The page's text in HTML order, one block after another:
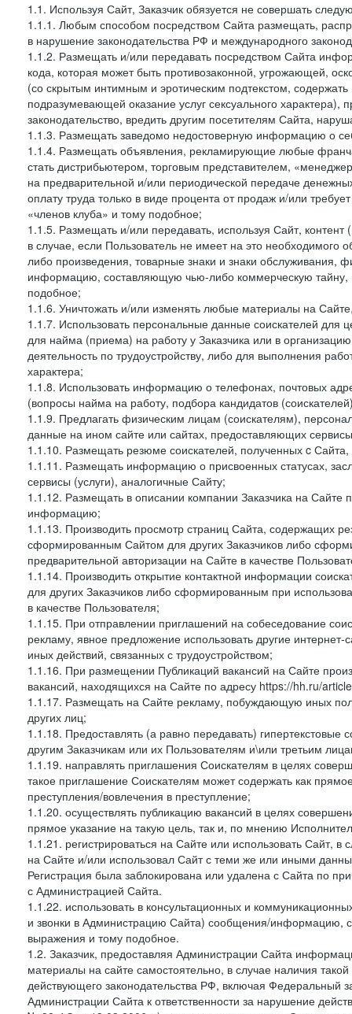
1.1. Используя Сайт, Заказчик обязуется не совершать
1.1.1. Любым способом посредством Сайта размещать,
в нарушение законодательства РФ и международного
1.1.2. Размещать и/или передавать посредством Сайта
кода, которая может быть противозаконной, угрожающей,
(со скрытым интимным и эротическим подтекстом,
подразумевающей оказание услуг сексуального
законодательство, вредить другим посетителям Сайта,
1.1.3. Размещать заведомо недостоверную информацию о
1.1.4. Размещать объявления, рекламирующие любые
стать дистрибьютером, торговым представителем,
на предварительной и/или периодической передаче
оплату труда только в виде процента от продаж и/или
«членов клуба» и тому подобное;
1.1.5. Размещать и/или передавать, используя Сайт,
в случае, если Пользователь не имеет на это
либо произведения, товарные знаки и знаки
информацию, составляющую чью-либо коммерческую тайну,
подобное;
1.1.6. Уничтожать и/или изменять любые материалы на
1.1.7. Использовать персональные данные соискателей для
для найма (приема) на работу у Заказчика или в
деятельность по трудоустройству, либо для выполнения
характера;
1.1.8. Использовать информацию о телефонах, почтовых
(вопросы найма на работу, подбора кандидатов
1.1.9. Предлагать физическим лицам (соискателям),
данные на ином сайте или сайтах, предоставляющих
1.1.10. Размещать резюме соискателей, полученных c
1.1.11. Размещать информацию о присвоенных статусах,
сервисы (услуги), аналогичные Сайту;
1.1.12. Размещать в описании компании Заказчика на Сайте
информацию;
1.1.13. Производить просмотр страниц Сайта, содержащих
сформированным Сайтом для других Заказчиков либо
предварительной авторизации на Сайте в качестве
1.1.14. Производить открытие контактной информации
для других Заказчиков либо сформированным при
в качестве Пользователя;
1.1.15. При отправлении приглашений на собеседование
рекламу, явное предложение использовать другие
иных действий, связанных с трудоустройством;
1.1.16. При размещении Публикаций вакансий на Сайте
вакансий, находящихся на Сайте по адресу https://hh.ru/
1.1.17. Размещать на Сайте рекламу, побуждающую иных
других лиц;
1.1.18. Предоставлять (а равно передавать)
другим Заказчикам или их Пользователям и\или третьим
1.1.19. направлять приглашения Соискателям в целях
такое приглашение Соискателям может содержать как
преступления/вовлечения в преступление;
1.1.20. осуществлять публикацию вакансий в целях
прямое указание на такую цель, так и, по мнению
1.1.21. регистрироваться на Сайте или использовать Сайт,
на Сайте и/или использовал Сайт с теми же или иными
Регистрация была заблокирована или удалена с Сайта по
с Администрацией Сайта.
1.1.22. использовать в консультационных и
и звонки в Администрацию Сайта) сообщения/информацию,
выражения и тому подобное.
1.2. Заказчик, предоставляя Администрации Сайта
материалы на сайте самостоятельно, в случае наличия
действующего законодательства РФ, включая
Администрации Сайта к ответственности за нарушение